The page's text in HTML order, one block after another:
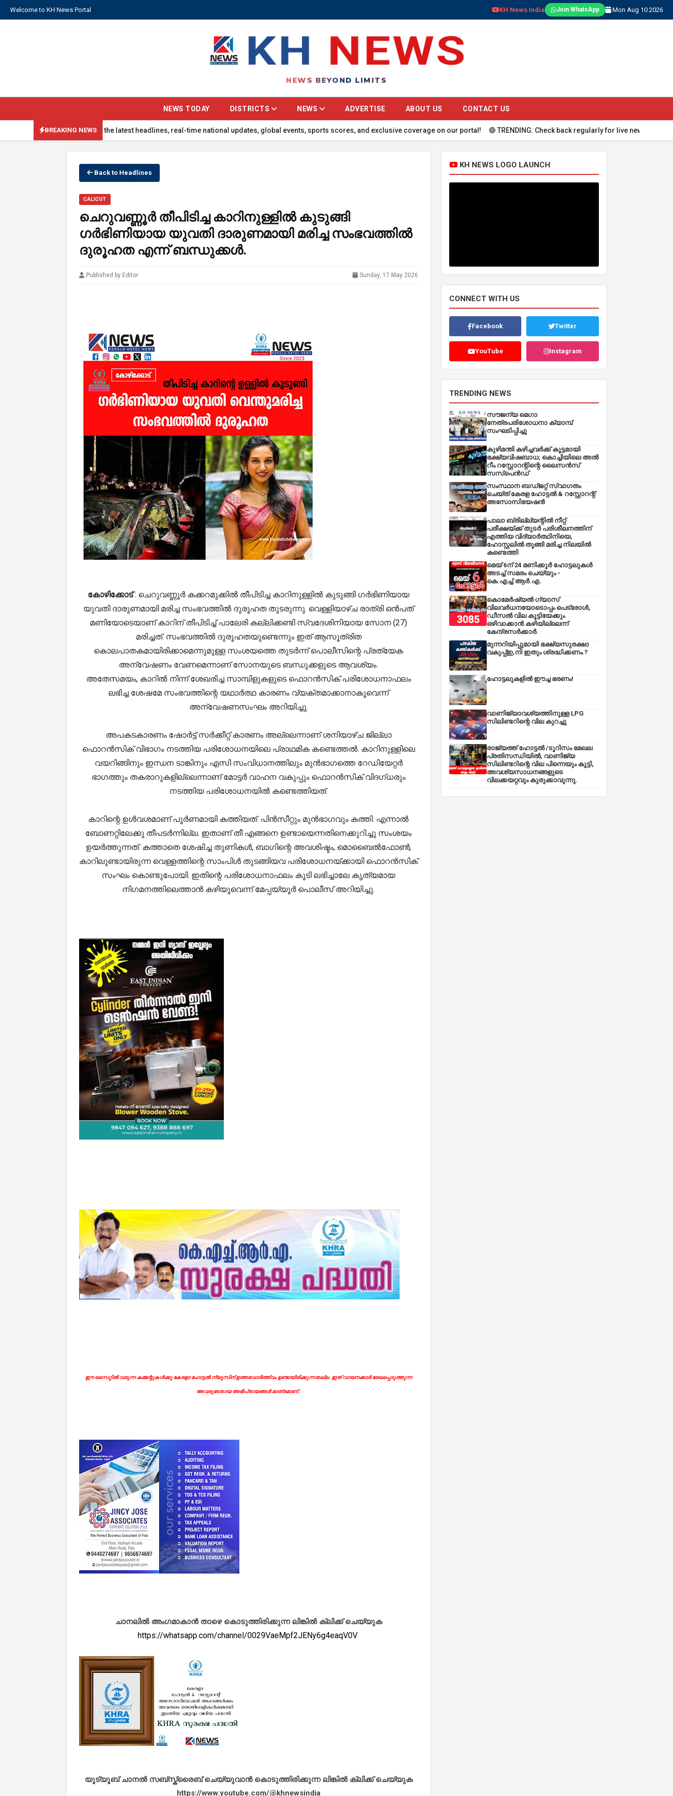
Welcome to KH News Portal KH News India Join WhatsApp Mon Aug 10 2026
NEWS BEYOND LIMITS
NEWS TODAY DISTRICTS NEWS ADVERTISE ABOUT US CONTACT US
BREAKING NEWS
updated with the latest headlines, real-time national updates, global events, sports scores, and exclusive coverage on our portal! 🔴 TRENDING: Check back regularly for live news updates.
Back to Headlines
CALICUT
ചെറുവണ്ണൂർ തീപിടിച്ച കാറിനുള്ളിൽ കുടുങ്ങി
ഗർഭിണിയായ യുവതി ദാരുണമായി മരിച്ച സംഭവത്തിൽ
ദുരൂഹത എന്ന് ബന്ധുക്കൾ.
Published by Editor Sunday, 17 May 2026
കോഴിക്കോട്: ചെറുവണ്ണൂർ കക്കറമുക്കിൽ തീപിടിച്ച കാറിനുള്ളിൽ കുടുങ്ങി ഗർഭിണിയായ
യുവതി ദാരുണമായി മരിച്ച സംഭവത്തിൽ ദുരൂഹത തുടരുന്നു. വെള്ളിയാഴ്ച രാത്രി ഒൻപത്
മണിയോടെയാണ് കാറിന് തീപിടിച്ച് പാലേരി കല്ലിക്കണ്ടി സ്വദേശിനിയായ സോന (27)
മരിച്ചത്. സംഭവത്തിൽ ദുരൂഹതയുണ്ടെന്നും ഇത് ആസൂത്രിത
കൊലപാതകമായിരിക്കാമെന്നുമുള്ള സംശയത്തെ തുടർന്ന് പൊലീസിന്റെ പ്രത്യേക
അന്വേഷണം വേണമെന്നാണ് സോനയുടെ ബന്ധുക്കളുടെ ആവശ്യം.
അതേസമയം, കാറിൽ നിന്ന് ശേഖരിച്ച സാമ്പിളുകളുടെ ഫൊറൻസിക് പരിശോധനാഫലം
ലഭിച്ച ശേഷമേ സംഭവത്തിന്റെ യഥാർത്ഥ കാരണം വ്യക്തമാക്കാനാകൂവെന്ന്
അന്വേഷണസംഘം അറിയിച്ചു.
അപകടകാരണം ഷോർട്ട് സർക്കീറ്റ് കാരണം അല്ലെന്നാണ് ശനിയാഴ്ച ജില്ലാ
ഫൊറൻസിക് വിഭാഗം നടത്തിയ പരിശോധനയിലെ പ്രാഥമിക കണ്ടെത്തൽ. കാറിനുള്ളിലെ
വയറിങ്ങിനും ഇന്ധന ടാങ്കിനും എസി സംവിധാനത്തിലും മുൻഭാഗത്തെ റേഡിയേറ്റർ
ഭാഗത്തും തകരാറുകളില്ലെന്നാണ് മോട്ടർ വാഹന വകുപ്പും ഫൊറൻസിക് വിദഗ്ധരും
നടത്തിയ പരിശോധനയിൽ കണ്ടെത്തിയത്.
കാറിന്റെ ഉൾവശമാണ് പൂർണമായി കത്തിയത്. പിൻസീറ്റും മുൻഭാഗവും കത്തി. എന്നാൽ
ബോണറ്റിലേക്കു തീപടർന്നില്ല. ഇതാണ് തീ എങ്ങനെ ഉണ്ടായെന്നതിനെക്കുറിച്ചു സംശയം
ഉയർത്തുന്നത്. കത്താതെ ശേഷിച്ച തുണികൾ, ബാഗിന്റെ അവശിഷ്ടം, മൊബൈൽഫോൺ,
കാറിലുണ്ടായിരുന്ന വെള്ളത്തിന്റെ സാംപിൾ തുടങ്ങിയവ പരിശോധനയ്ക്കായി ഫൊറൻസിക്
സംഘം കൊണ്ടുപോയി. ഇതിന്റെ പരിശോധനാഫലം കൂടി ലഭിച്ചാലേ കൃത്യമായ
നിഗമനത്തിലെത്താൻ കഴിയൂവെന്ന് മേപ്പയ്യൂർ പൊലീസ് അറിയിച്ചു.
ഈ സൈറ്റിൽ വരുന്ന കമ്മന്റുകൾക്കു കേരളാ ഹോട്ടൽ ന്യൂസിന് ഉത്തരവാദിത്ത്വം ഉണ്ടായിരിക്കുന്നതല്ല. ഇത് വായനക്കാർ രേഖപ്പെടുത്തുന്ന
അവരുടേതായ അഭിപ്രായങ്ങൾ മാത്രമാണ്.
ചാനലിൽ അംഗമാകാൻ താഴെ കൊടുത്തിരിക്കുന്ന ലിങ്കിൽ ക്ലിക്ക് ചെയ്യുക
https://whatsapp.com/channel/0029VaeMpf2JENy6g4eaqV0V
യൂട്യൂബ് ചാനൽ സബ്സ്ക്രൈബ് ചെയ്യുവാൻ കൊടുത്തിരിക്കുന്ന ലിങ്കിൽ ക്ലിക്ക് ചെയ്യുക
https://www.youtube.com/@khnewsindia
KH NEWS LOGO LAUNCH
CONNECT WITH US
Facebook Twitter
YouTube Instagram
TRENDING NEWS
സൗജന്യ മെഗാ
നേത്രപരിശോധനാ ക്യാമ്പ്
സംഘടിപ്പിച്ചു
കുഴിമന്തി കഴിച്ചവർക്ക് കൂട്ടമായി
ഭക്ഷ്യവിഷബാധ; കൊച്ചിയിലെ അൽ
റീം റസ്റ്റോറന്റിന്റെ ലൈസൻസ്
സസ്പെൻഡ്
സംസ്ഥാന ബഡ്‌ജറ്റ് സ്വാഗതം
ചെയ്ത് കേരള ഹോട്ടൽ & റസ്റ്റോറന്റ്
അസോസിയേഷൻ
പാലാ ബ്രില്ല്യന്റിൽ നീറ്റ്
പരീക്ഷയ്ക്ക് തുടർ പരിശീലനത്തിന്
എത്തിയ വിദ്യാർത്ഥിനിയെ,
ഹോസ്റ്റലിൽ തൂങ്ങി മരിച്ച നിലയിൽ
കണ്ടെത്തി
മെയ് 6ന് 24 മണിക്കൂർ ഹോട്ടലുകൾ
അടച്ച് സമരം ചെയ്യും -
കെ.എച്ച്.ആർ.എ.
കൊമേർഷ്യൽ ഗ്യാസ്
വിലവർധനയോടൊപ്പം പെട്രോൾ,
ഡീസല്‍ വില കൂട്ടിയേക്കും
ഒഴിവാക്കാന്‍ കഴിയില്ലെന്ന്
കേന്ദ്രസര്‍ക്കാര്‍.
മുന്നറിയിപ്പുമായി ഭക്ഷ്യസുരക്ഷാ
വകുപ്പ്ഇ,നി ഇതും ശ്രദ്ധിക്കണം.?
ഹോട്ടലുകളിൽ ഈച്ച ഭരണം!
വാണിജ്യാവശ്യത്തിനുള്ള LPG
സിലിണ്ടറിന്റെ വില കുറച്ചു
രാജ്യത്ത് ഹോട്ടൽ /ടൂറിസം മേഖല
പ്രതിസന്ധിയിൽ, വാണിജ്യ
സിലിണ്ടറിന്റെ വില പിന്നെയും കൂട്ടി,
അവശ്യസാധനങ്ങളുടെ
വിലക്കയറ്റവും കുരുക്കാവുന്നു.